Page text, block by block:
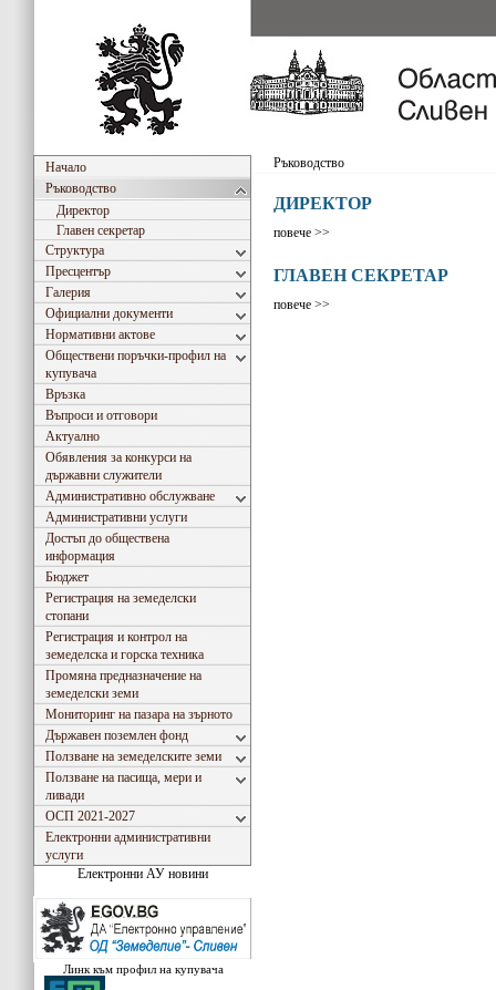
Начало
Ръководство
Директор
Главен секретар
Структура
Пресцентър
Галерия
Официални документи
Нормативни актове
Обществени поръчки-профил на
купувача
Връзка
Въпроси и отговори
Актуално
Обявления за конкурси на
държавни служители
Административно обслужване
Административни услуги
Достъп до обществена
информация
Бюджет
Регистрация на земеделски
стопани
Регистрация и контрол на
земеделска и горска техника
Промяна предназначение на
земеделски земи
Мониторинг на пазара на зърното
Държавен поземлен фонд
Ползване на земеделските земи
Ползване на пасища, мери и
ливади
ОСП 2021-2027
Електронни административни
услуги
Електронни АУ новини
Линк към профил на купувача
Ръководство
ДИРЕКТОР
повече >>
ГЛАВЕН СЕКРЕТАР
повече >>
Съгласно Закона за въвеждане на еврото в РБългария, ОДЗ- Сливен ще превалутира